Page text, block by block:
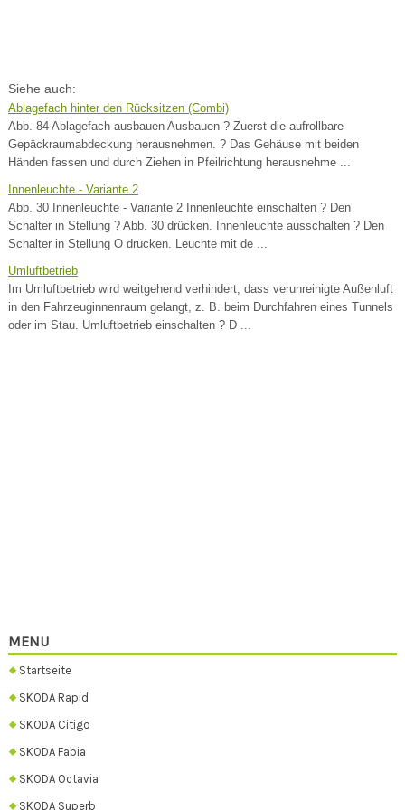
Siehe auch:
Ablagefach hinter den Rücksitzen (Combi)
Abb. 84 Ablagefach ausbauen Ausbauen ? Zuerst die aufrollbare
Gepäckraumabdeckung herausnehmen. ? Das Gehäuse mit beiden
Händen fassen und durch Ziehen in Pfeilrichtung herausnehme ...
Innenleuchte - Variante 2
Abb. 30 Innenleuchte - Variante 2 Innenleuchte einschalten ? Den
Schalter in Stellung ? Abb. 30 drücken. Innenleuchte ausschalten ? Den
Schalter in Stellung O drücken. Leuchte mit de ...
Umluftbetrieb
Im Umluftbetrieb wird weitgehend verhindert, dass verunreinigte Außenluft
in den Fahrzeuginnenraum gelangt, z. B. beim Durchfahren eines Tunnels
oder im Stau. Umluftbetrieb einschalten ? D ...
MENU
Startseite
SKODA Rapid
SKODA Citigo
SKODA Fabia
SKODA Octavia
SKODA Superb